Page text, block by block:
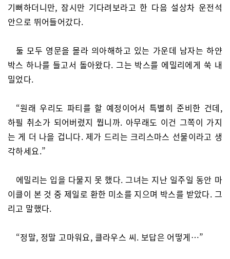
기뻐하더니만, 잠시만 기다려보라고 한 다음 설상차 운전석
안으로 뛰어들어갔다.
둘 모두 영문을 몰라 의아해하고 있는 가운데 남자는 하얀
박스 하나를 들고서 돌아왔다. 그는 박스를 에밀리에게 쑥 내
밀었다.
“원래 우리도 파티를 할 예정이어서 특별히 준비한 건데,
하필 취소가 되어버렸지 뭡니까. 아무래도 이건 그쪽이 가지
는 게 더 나을 겁니다. 제가 드리는 크리스마스 선물이라고 생
각하세요.”
에밀리는 입을 다물지 못 했다. 그녀는 지난 일주일 동안 마
이클이 본 것 중 제일로 환한 미소를 지으며 박스를 받았다. 그
리고 말했다.
“정말, 정말 고마워요, 클라우스 씨. 보답은 어떻게…”